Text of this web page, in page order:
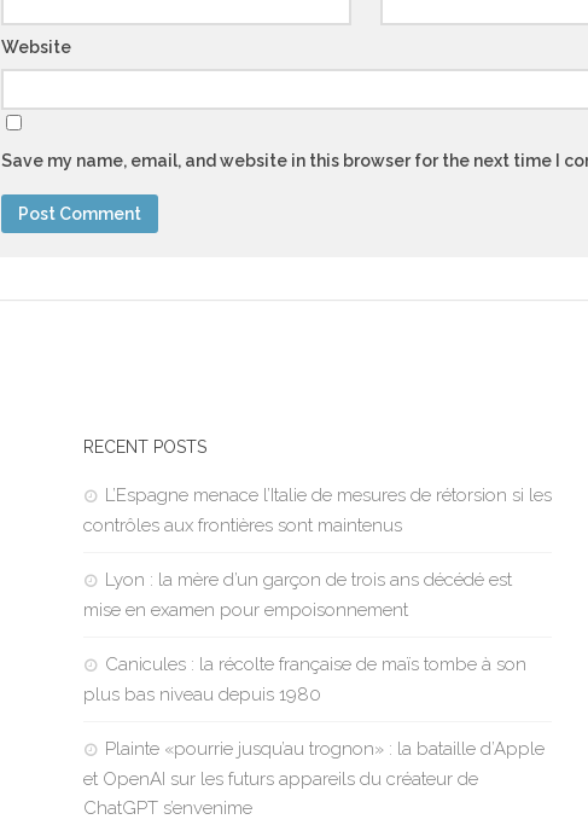
Website
Save my name, email, and website in this browser for the next time I
RECENT POSTS
L’Espagne menace l’Italie de mesures de rétorsion si les
contrôles aux frontières sont maintenus
Lyon : la mère d’un garçon de trois ans décédé est
mise en examen pour empoisonnement
Canicules : la récolte française de maïs tombe à son
plus bas niveau depuis 1980
Plainte «pourrie jusqu’au trognon» : la bataille d’Apple
et OpenAI sur les futurs appareils du créateur de
ChatGPT s’envenime